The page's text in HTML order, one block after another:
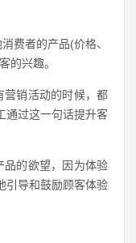
费者的产品(价格、
的兴趣。
营销活动的时候，都
通过这一句话提升客
品的欲望，因为体验
引导和鼓励顾客体验